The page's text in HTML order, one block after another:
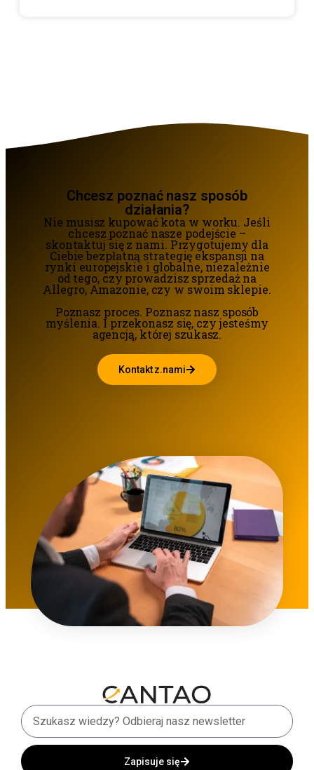
Chcesz poznać nasz sposób
działania?
Nie musisz kupować kota w worku. Jeśli
chcesz poznać nasze podejście –
skontaktuj się z nami. Przygotujemy dla
Ciebie bezpłatną strategię ekspansji na
rynki europejskie i globalne, niezależnie
od tego, czy prowadzisz sprzedaż na
Allegro, Amazonie, czy w swoim sklepie.
Poznasz proces. Poznasz nasz sposób
myślenia. I przekonasz się, czy jesteśmy
agencją, której szukasz.
Kontakt z.nami
Zapisuje się